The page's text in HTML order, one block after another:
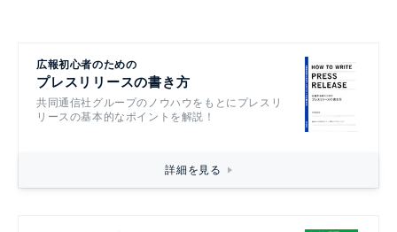
広報初心者のための
プレスリリースの書き方
共同通信社グループのノウハウをもとにプレスリ
リースの基本的なポイントを解説！
詳細を見る